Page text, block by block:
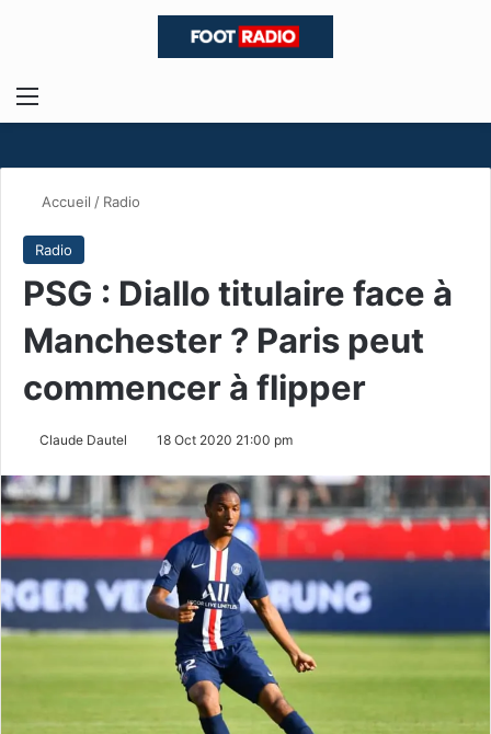
Menu
Accueil / Radio
Radio
PSG : Diallo titulaire face à
Manchester ? Paris peut
commencer à flipper
Claude Dautel 18 Oct 2020 21:00 pm